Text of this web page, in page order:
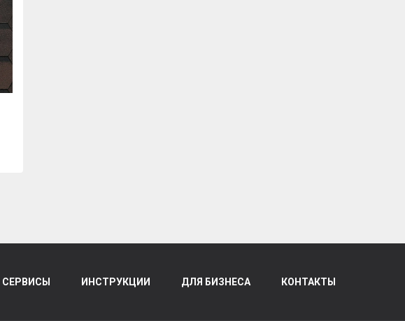
СЕРВИСЫ ИНСТРУКЦИИ ДЛЯ БИЗНЕСА КОНТАКТЫ